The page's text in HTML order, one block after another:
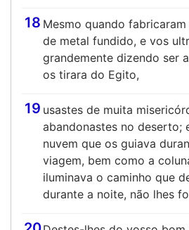
18 Mesmo quando
de metal fundido, e vos
grandemente dizendo ser
os tirara do Egito,
19 usastes de muita
abandonastes no deserto;
nuvem que os guiava
viagem, bem como a
iluminava o caminho que
durante a noite, não lhes